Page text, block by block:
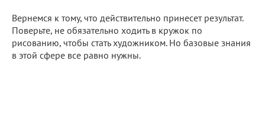
Вернемся к тому, что действительно принесет результат.
Поверьте, не обязательно ходить в кружок по
рисованию, чтобы стать художником. Но базовые знания
в этой сфере все равно нужны.